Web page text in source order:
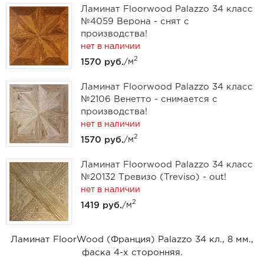
Ламинат Floorwood Palazzo 34 класс
№4059 Верона - снят с
производства!
нет в наличии
1570 руб. /м 2
Ламинат Floorwood Palazzo 34 класс
№2106 Венетто - снимается с
производства!
нет в наличии
1570 руб. /м 2
Ламинат Floorwood Palazzo 34 класс
№20132 Тревизо (Treviso) - out!
нет в наличии
1419 руб. /м 2
Ламинат FloorWood (Франция) Palazzo 34 кл., 8 мм.,
фаска 4-х сторонняя.